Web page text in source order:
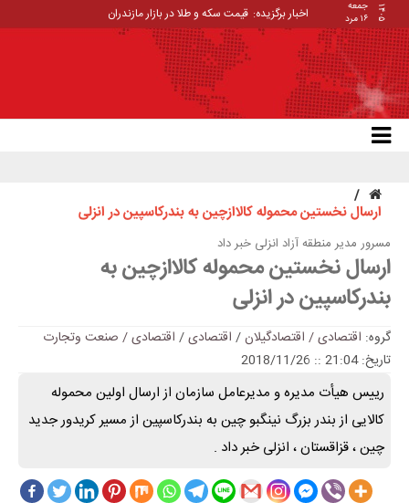
۱۴۰۵
جمعه
۱۶ مرد
اخبار برگزیده: قیمت سکه و طلا در بازار مازندران
ارسال نخستین محموله کالاازچین به بندرکاسپین در انزلی
مسرور مدیر منطقه آزاد انزلی خبر داد
ارسال نخستین محموله کالاازچین به
بندرکاسپین در انزلی
گروه: اقتصادی / اقتصادگیلان/ اقتصادی/ اقتصادی / صنعت وتجارت
تاریخ: 21:04 :: 2018/11/26
رییس هیأت مدیره و مدیرعامل سازمان از ارسال اولین محموله
کالایی از بندر بزرگ نینگبو چین به بندرکاسپین از مسیر کریدور جدید
چین ، قزاقستان ، انزلی خبر داد .